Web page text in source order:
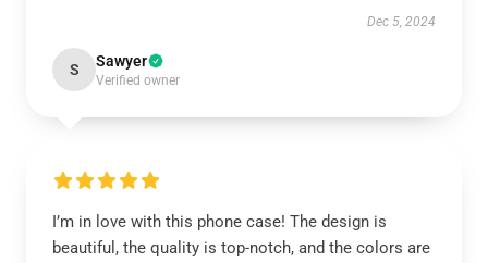
Dec 5, 2024
S Sawyer
Verified owner
I’m in love with this phone case! The design is
beautiful, the quality is top-notch, and the colors are